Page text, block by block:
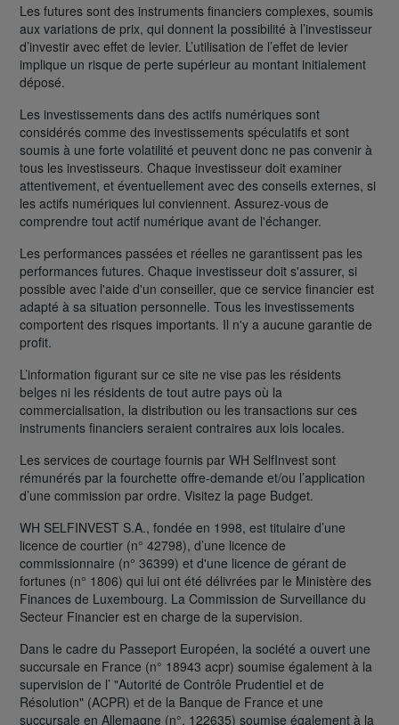
Les futures sont des instruments financiers complexes, soumis
aux variations de prix, qui donnent la possibilité à l’investisseur
d’investir avec effet de levier. L’utilisation de l’effet de levier
implique un risque de perte supérieur au montant initialement
déposé.
Les investissements dans des actifs numériques sont
considérés comme des investissements spéculatifs et sont
soumis à une forte volatilité et peuvent donc ne pas convenir à
tous les investisseurs. Chaque investisseur doit examiner
attentivement, et éventuellement avec des conseils externes, si
les actifs numériques lui conviennent. Assurez-vous de
comprendre tout actif numérique avant de l'échanger.
Les performances passées et réelles ne garantissent pas les
performances futures. Chaque investisseur doit s'assurer, si
possible avec l'aide d'un conseiller, que ce service financier est
adapté à sa situation personnelle. Tous les investissements
comportent des risques importants. Il n'y a aucune garantie de
profit.
L’information figurant sur ce site ne vise pas les résidents
belges ni les résidents de tout autre pays où la
commercialisation, la distribution ou les transactions sur ces
instruments financiers seraient contraires aux lois locales.
Les services de courtage fournis par WH SelfInvest sont
rémunérés par la fourchette offre-demande et/ou l’application
d’une commission par ordre. Visitez la page Budget.
WH SELFINVEST S.A., fondée en 1998, est titulaire d’une
licence de courtier (n° 42798), d’une licence de
commissionnaire (n° 36399) et d'une licence de gérant de
fortunes (n° 1806) qui lui ont été délivrées par le Ministère des
Finances de Luxembourg. La Commission de Surveillance du
Secteur Financier est en charge de la supervision.
Dans le cadre du Passeport Européen, la société a ouvert une
succursale en France (n° 18943 acpr) soumise également à la
supervision de l’ "Autorité de Contrôle Prudentiel et de
Résolution" (ACPR) et de la Banque de France et une
succursale en Allemagne (n°. 122635) soumise également à la